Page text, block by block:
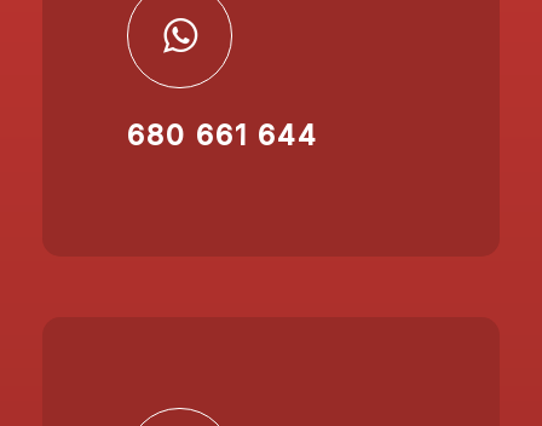
680 661 644